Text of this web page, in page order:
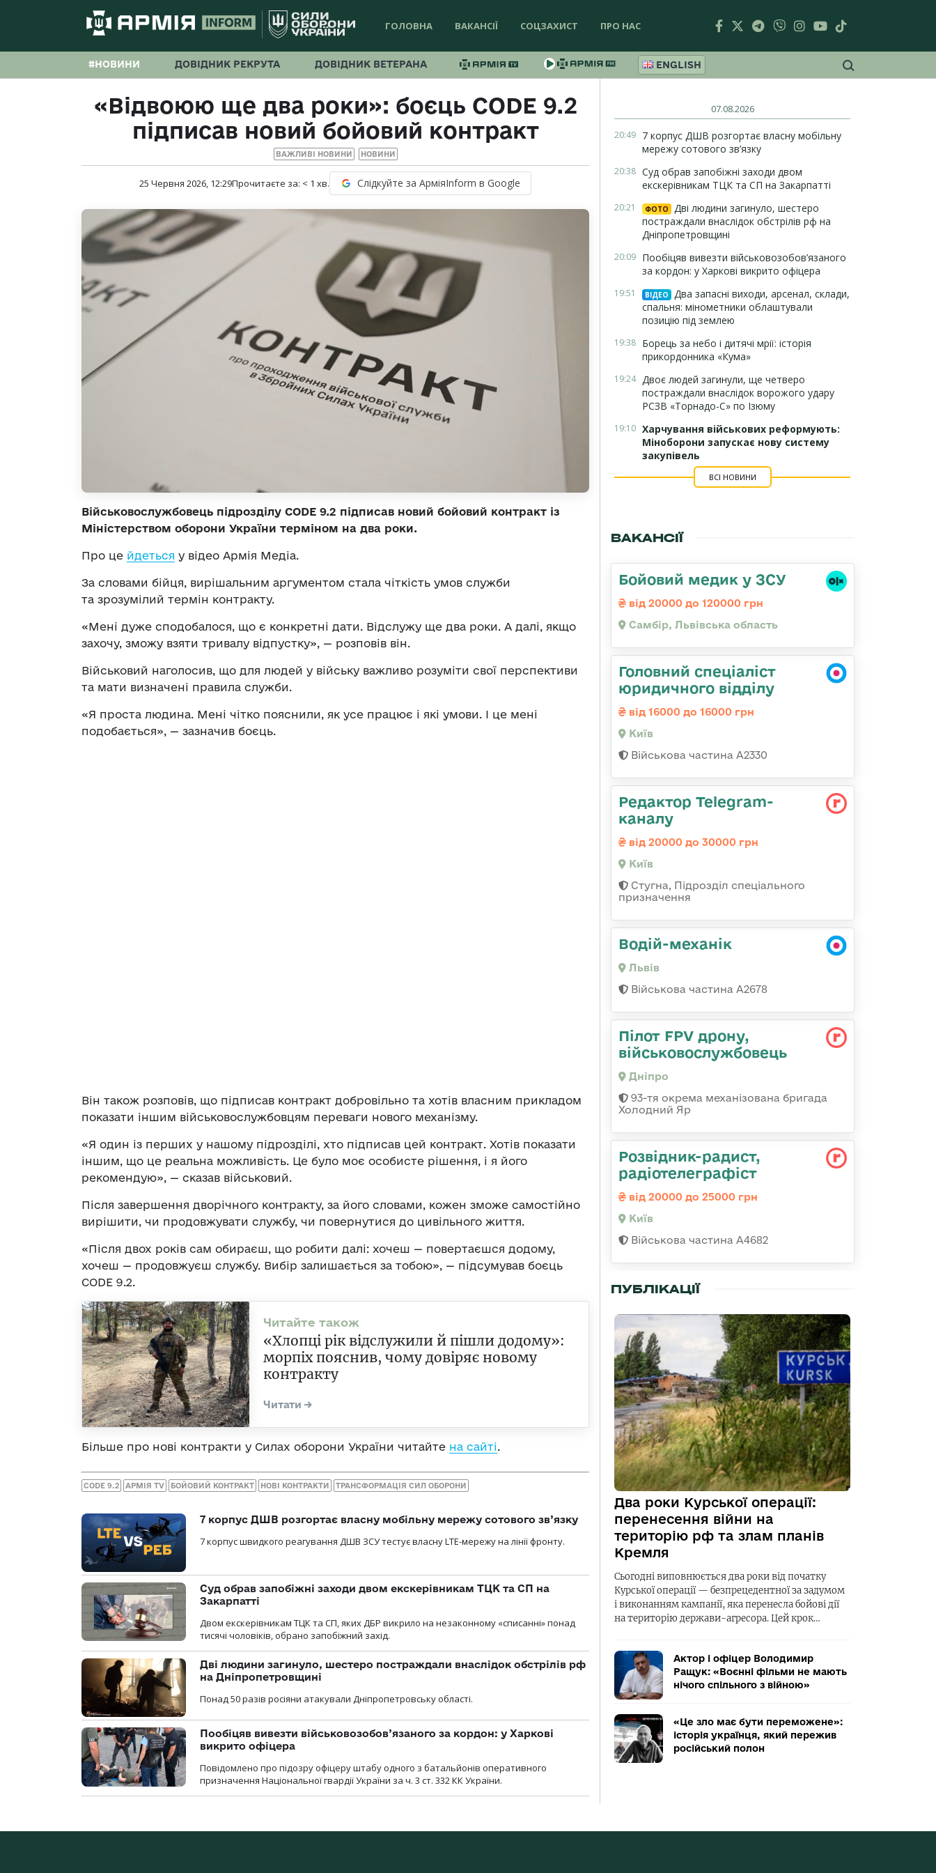
ГОЛОВНА ВАКАНСІЇ СОЦЗАХИСТ ПРО НАС
#НОВИНИ ДОВІДНИК РЕКРУТА ДОВІДНИК ВЕТЕРАНА ENGLISH
«Відвоюю ще два роки»: боєць CODE 9.2
підписав новий бойовий контракт
ВАЖЛИВІ НОВИНИ НОВИНИ
25 Червня 2026, 12:29Прочитаєте за: < 1 хв. Слідкуйте за АрміяInform в Google
Військовослужбовець підрозділу CODE 9.2 підписав новий бойовий контракт із
Міністерством оборони України терміном на два роки.
Про це йдеться у відео Армія Медіа.
За словами бійця, вирішальним аргументом стала чіткість умов служби
та зрозумілий термін контракту.
«Мені дуже сподобалося, що є конкретні дати. Відслужу ще два роки. А далі, якщо
захочу, зможу взяти тривалу відпустку», — розповів він.
Військовий наголосив, що для людей у війську важливо розуміти свої перспективи
та мати визначені правила служби.
«Я проста людина. Мені чітко пояснили, як усе працює і які умови. І це мені
подобається», — зазначив боєць.
Він також розповів, що підписав контракт добровільно та хотів власним прикладом
показати іншим військовослужбовцям переваги нового механізму.
«Я один із перших у нашому підрозділі, хто підписав цей контракт. Хотів показати
іншим, що це реальна можливість. Це було моє особисте рішення, і я його
рекомендую», — сказав військовий.
Після завершення дворічного контракту, за його словами, кожен зможе самостійно
вирішити, чи продовжувати службу, чи повернутися до цивільного життя.
«Після двох років сам обираєш, що робити далі: хочеш — повертаєшся додому,
хочеш — продовжуєш службу. Вибір залишається за тобою», — підсумував боєць
CODE 9.2.
«Хлопці рік відслужили й пішли додому»:
морпіх пояснив, чому довіряє новому
контракту
Більше про нові контракти у Силах оборони України читайте на сайті.
CODE 9.2 АРМІЯ TV БОЙОВИЙ КОНТРАКТ НОВІ КОНТРАКТИ ТРАНСФОРМАЦІЯ СИЛ ОБОРОНИ
7 корпус ДШВ розгортає власну мобільну мережу сотового зв’язку
7 корпус швидкого реагування ДШВ ЗСУ тестує власну LTE-мережу на лінії фронту.
Суд обрав запобіжні заходи двом екскерівникам ТЦК та СП на
Закарпатті
Двом екскерівникам ТЦК та СП, яких ДБР викрило на незаконному «списанні» понад
тисячі чоловіків, обрано запобіжний захід.
Дві людини загинуло, шестеро постраждали внаслідок обстрілів рф
на Дніпропетровщині
Понад 50 разів росіяни атакували Дніпропетровську області.
Пообіцяв вивезти військовозобов’язаного за кордон: у Харкові
викрито офіцера
Повідомлено про підозру офіцеру штабу одного з батальйонів оперативного
призначення Національної гвардії України за ч. 3 ст. 332 КК України.
07.08.2026
20:49 7 корпус ДШВ розгортає власну мобільну
мережу сотового зв’язку
20:38 Суд обрав запобіжні заходи двом
екскерівникам ТЦК та СП на Закарпатті
20:21 ФОТО
Дві людини загинуло, шестеро
постраждали внаслідок обстрілів рф на
Дніпропетровщині
20:09 Пообіцяв вивезти військовозобов’язаного
за кордон: у Харкові викрито офіцера
19:51 ВІДЕО
Два запасні виходи, арсенал, склади,
спальня: мінометники облаштували
позицію під землею
19:38 Борець за небо і дитячі мрії: історія
прикордонника «Кума»
19:24 Двоє людей загинули, ще четверо
постраждали внаслідок ворожого удару
РСЗВ «Торнадо-С» по Ізюму
19:10 Харчування військових реформують:
Міноборони запускає нову систему
закупівель
ВСІ НОВИНИ
ВАКАНСІЇ
Бойовий медик у ЗСУ
від 20000 до 120000 грн
Самбір, Львівська область
Головний спеціаліст
юридичного відділу
від 16000 до 16000 грн
Київ
Військова частина A2330
Редактор Telegram-
каналу
від 20000 до 30000 грн
Київ
Стугна, Підрозділ спеціального
призначення
Водій-механік
Львів
Військова частина А2678
Пілот FPV дрону,
військовослужбовець
Дніпро
93-тя окрема механізована бригада
Холодний Яр
Розвідник-радист,
радіотелеграфіст
від 20000 до 25000 грн
Київ
Військова частина А4682
ПУБЛІКАЦІЇ
Два роки Курської операції:
перенесення війни на
територію рф та злам планів
Кремля
Сьогодні виповнюється два роки від початку
Курської операції — безпрецедентної за задумом
і виконанням кампанії, яка перенесла бойові дії
на територію держави-агресора. Цей крок…
Актор і офіцер Володимир
Ращук: «Воєнні фільми не мають
нічого спільного з війною»
«Це зло має бути переможене»:
історія українця, який пережив
російський полон